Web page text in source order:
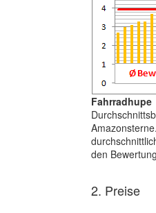
den
2. Preise